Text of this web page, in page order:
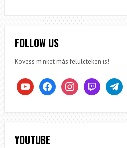
FOLLOW US
Kövess minket más felületeken is!
youtube facebookinstagramtwitch telegram
YOUTUBE